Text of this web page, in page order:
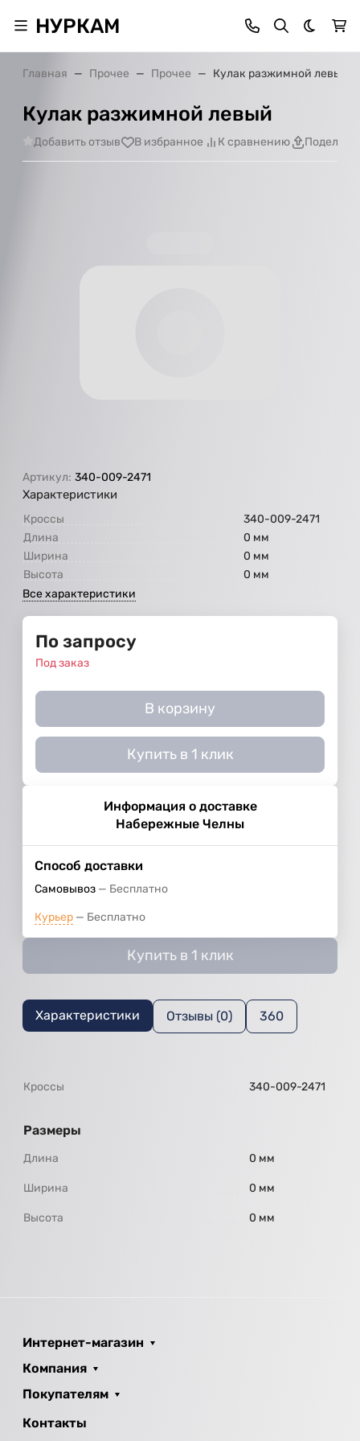
НУРКАМ Темная
Главная Прочее Прочее Кулак разжимной левый
Кулак разжимной левый
Добавить отзыв В избранное К сравнению
Артикул: 340-009-2471
Характеристики
Кроссы
340-009-2471
Длина
0 мм
Ширина
0 мм
Высота
0 мм
Все характеристики
По запросу
Под заказ
В корзину
Купить в 1 клик
Информация о доставке
Набережные Челны
Способ доставки
Самовывоз Бесплатно
Курьер Бесплатно
Купить в 1 клик
Характеристики Отзывы (0) 360
Кроссы 340-009-2471
Размеры
Длина 0 мм
Ширина 0 мм
Высота 0 мм
Интернет-магазин
Компания
Покупателям
Контакты